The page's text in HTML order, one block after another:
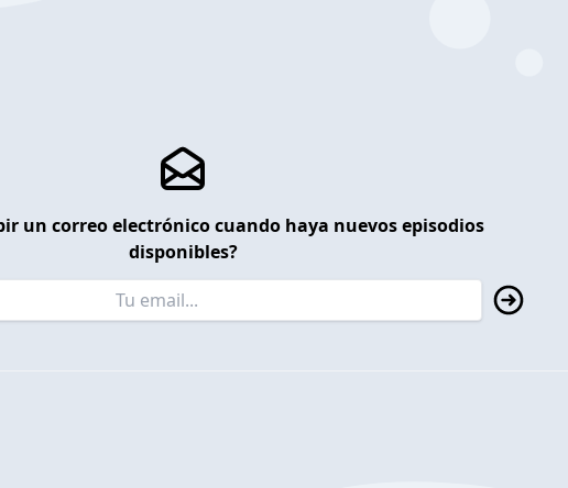
un correo electrónico cuando haya nuevos episodios
disponibles?